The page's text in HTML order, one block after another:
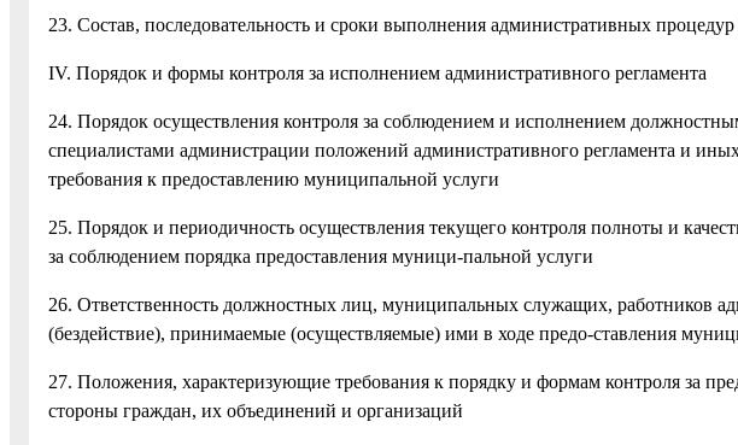
23. Состав, последовательность и сроки выполнения административных
IV. Порядок и формы контроля за исполнением административного регламента
24. Порядок осуществления контроля за соблюдением и исполнением
специалистами администрации положений административного регламента и
требования к предоставлению муниципальной услуги
25. Порядок и периодичность осуществления текущего контроля полноты и
за соблюдением порядка предоставления муници-пальной услуги
26. Ответственность должностных лиц, муниципальных служащих, работников
(бездействие), принимаемые (осуществляемые) ими в ходе предо-ставления
27. Положения, характеризующие требования к порядку и формам контроля за
стороны граждан, их объединений и организаций